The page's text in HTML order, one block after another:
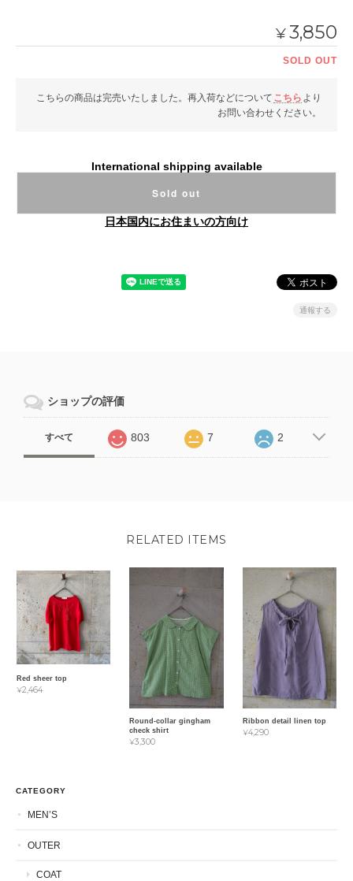
¥3,850
SOLD OUT
こちらの商品は完売いたしました。再入荷などについて こちら より
お問い合わせください。
International shipping available
Sold out
日本国内にお住まいの方向け
通報する
ショップの評価
すべて 803 7 2
RELATED ITEMS
Red sheer top
¥2,464
Round-collar gingham
check shirt
¥3,300
Ribbon detail linen top
¥4,290
CATEGORY
MEN’S
OUTER
COAT